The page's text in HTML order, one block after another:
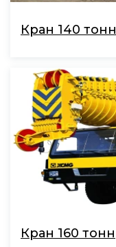
Кран 140 тонн
Кран 160 тонн